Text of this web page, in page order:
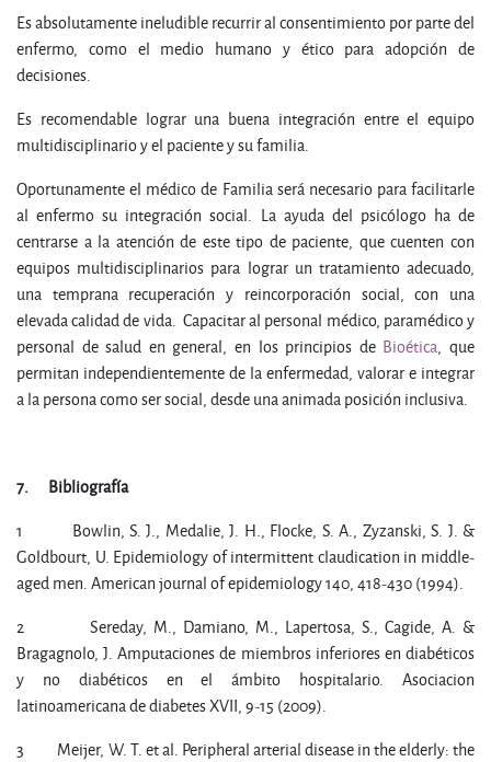
Es absolutamente ineludible recurrir al consentimiento por parte del
enfermo, como el medio humano y ético para adopción de
decisiones.
Es recomendable lograr una buena integración entre el equipo
multidisciplinario y el paciente y su familia.
Oportunamente el médico de Familia será necesario para facilitarle
al enfermo su integración social. La ayuda del psicólogo ha de
centrarse a la atención de este tipo de paciente, que cuenten con
equipos multidisciplinarios para lograr un tratamiento adecuado,
una temprana recuperación y reincorporación social, con una
elevada calidad de vida. Capacitar al personal médico, paramédico y
personal de salud en general, en los principios de Bioética, que
permitan independientemente de la enfermedad, valorar e integrar
a la persona como ser social, desde una animada posición inclusiva.
7. Bibliografía
1 Bowlin, S. J., Medalie, J. H., Flocke, S. A., Zyzanski, S. J. &
Goldbourt, U. Epidemiology of intermittent claudication in middle-
aged men. American journal of epidemiology 140, 418-430 (1994).
2 Sereday, M., Damiano, M., Lapertosa, S., Cagide, A. &
Bragagnolo, J. Amputaciones de miembros inferiores en diabéticos
y no diabéticos en el ámbito hospitalario. Asociacion
latinoamericana de diabetes XVII, 9-15 (2009).
3 Meijer, W. T. et al. Peripheral arterial disease in the elderly: the